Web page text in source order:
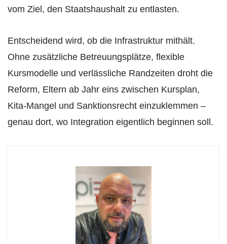
vom Ziel, den Staatshaushalt zu entlasten.
Entscheidend wird, ob die Infrastruktur mithält.
Ohne zusätzliche Betreuungsplätze, flexible
Kursmodelle und verlässliche Randzeiten droht die
Reform, Eltern ab Jahr eins zwischen Kursplan,
Kita-Mangel und Sanktionsrecht einzuklemmen –
genau dort, wo Integration eigentlich beginnen soll.